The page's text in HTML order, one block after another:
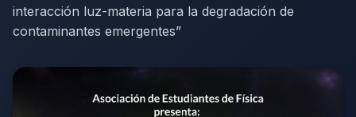
interacción luz-materia para la degradación de
contaminantes emergentes”